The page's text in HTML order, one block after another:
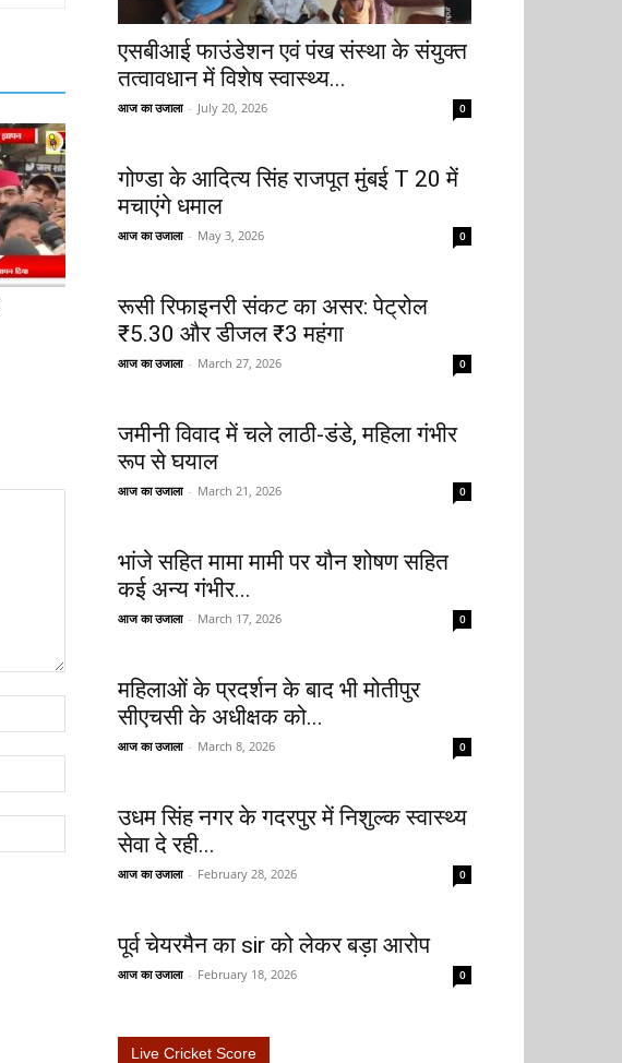
एसबीआई फाउंडेशन एवं पंख संस्था के संयुक्त
तत्वावधान में विशेष स्वास्थ्य...
आज का उजाला - July 20, 2026 0
गोण्डा के आदित्य सिंह राजपूत मुंबई T 20 में
मचाएंगे धमाल
आज का उजाला - May 3, 2026 0
रूसी रिफाइनरी संकट का असर: पेट्रोल
₹5.30 और डीजल ₹3 महंगा
आज का उजाला - March 27, 2026 0
जमीनी विवाद में चले लाठी-डंडे, महिला गंभीर
रूप से घयाल
आज का उजाला - March 21, 2026 0
भांजे सहित मामा मामी पर यौन शोषण सहित
कई अन्य गंभीर...
आज का उजाला - March 17, 2026 0
महिलाओं के प्रदर्शन के बाद भी मोतीपुर
सीएचसी के अधीक्षक को...
आज का उजाला - March 8, 2026 0
उधम सिंह नगर के गदरपुर में निशुल्क स्वास्थ्य
सेवा दे रही...
आज का उजाला - February 28, 2026 0
पूर्व चेयरमैन का sir को लेकर बड़ा आरोप
आज का उजाला - February 18, 2026 0
Live Cricket Score